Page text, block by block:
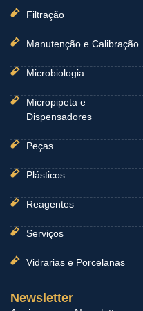
Filtração
Manutenção e Calibração
Microbiologia
Micropipeta e
Dispensadores
Peças
Plásticos
Reagentes
Serviços
Vidrarias e Porcelanas
Newsletter